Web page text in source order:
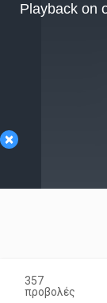
×
Playback on
357
προβολές